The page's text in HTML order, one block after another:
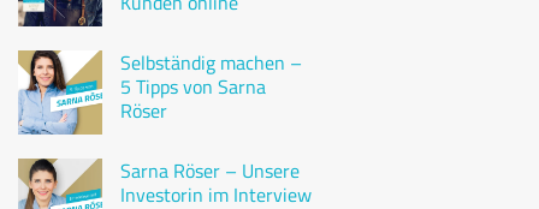
Selbständig machen –
5 Tipps von Sarna
Röser
Sarna Röser – Unsere
Investorin im Interview